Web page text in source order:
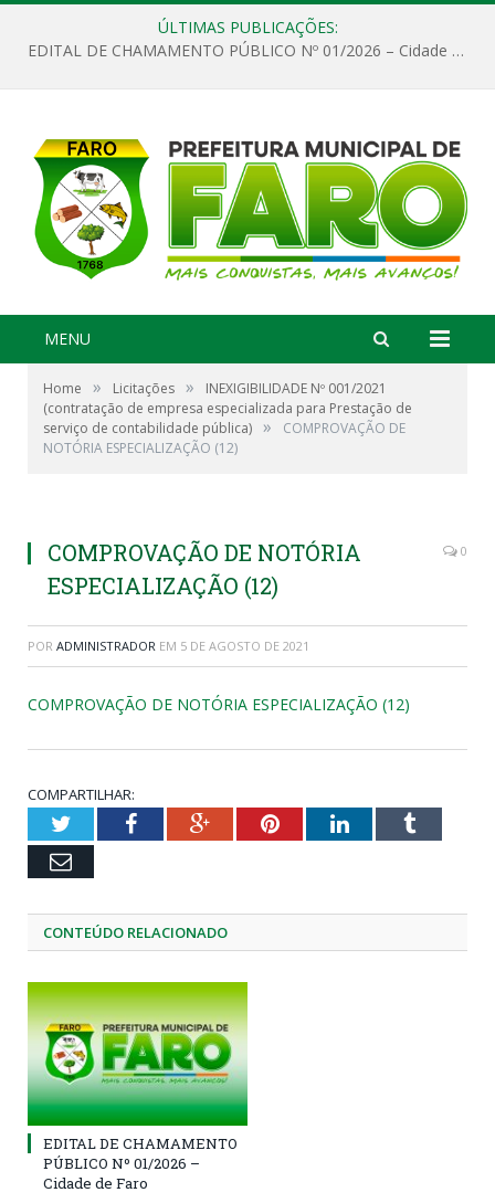
ÚLTIMAS PUBLICAÇÕES:
EDITAL DE CHAMAMENTO PÚBLICO Nº 01/2026 – Cidade de Faro
MENU
Home » Licitações »
INEXIGIBILIDADE Nº 001/2021
(contratação de empresa especializada para Prestação de
serviço de contabilidade pública) »
COMPROVAÇÃO DE
NOTÓRIA ESPECIALIZAÇÃO (12)
COMPROVAÇÃO DE NOTÓRIA
ESPECIALIZAÇÃO (12)
0
POR ADMINISTRADOR EM 5 DE AGOSTO DE 2021
COMPROVAÇÃO DE NOTÓRIA ESPECIALIZAÇÃO (12)
COMPARTILHAR:
TwitterFacebookGoogle+PinterestLinkedInTumblr
Email
CONTEÚDO RELACIONADO
EDITAL DE CHAMAMENTO
PÚBLICO Nº 01/2026 –
Cidade de Faro